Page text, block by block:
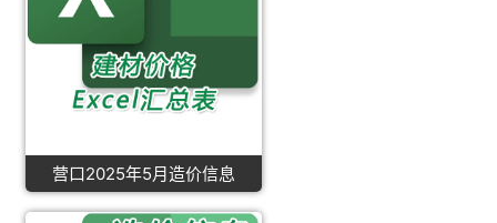
营口2025年5月造价信息